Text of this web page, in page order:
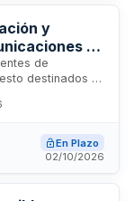
en
y
de
de
destinados a
Aena S.M.E.,
y se
garantizar la
involucrados.
En Plazo
02/10/2026